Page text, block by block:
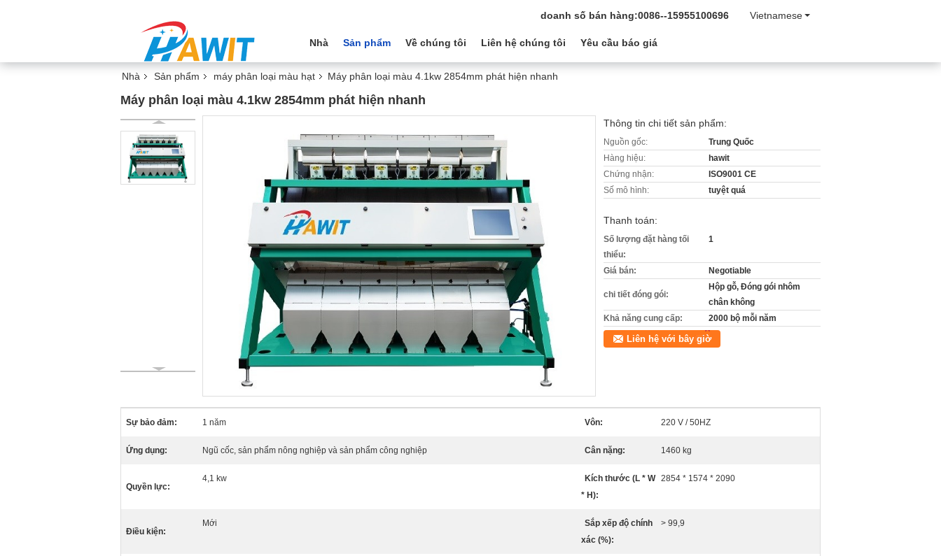
Vietnamese
doanh số bán hàng:0086--15955100696
Nhà Sản phẩm Về chúng tôi Liên hệ chúng tôi Yêu cầu báo giá
Nhà Sản phẩm máy phân loại màu hạt Máy phân loại màu 4.1kw 2854mm phát hiện nhanh
Máy phân loại màu 4.1kw 2854mm phát hiện nhanh
Thông tin chi tiết sản phẩm:
Nguồn gốc:
Trung Quốc
Hàng hiệu:
hawit
Chứng nhận:
ISO9001 CE
Số mô hình:
tuyệt quá
Thanh toán:
Số lượng đặt hàng tối
thiểu:
1
Giá bán: Negotiable
chi tiết đóng gói:
Hộp gỗ, Đóng gói nhôm
chân không
Khả năng cung cấp:
2000 bộ mỗi năm
Liên hệ với bây giờ
Sự bảo đảm: 1 năm Vôn: 220 V / 50HZ
Ứng dụng: Ngũ cốc, sản phẩm nông nghiệp và sản phẩm công nghiệp Cân nặng: 1460 kg
Quyền lực:
4,1 kw
Kích thước (L * W
* H):
2854 * 1574 * 2090
Điều kiện:
Mới
Sắp xếp độ chính
xác (%):
> 99,9